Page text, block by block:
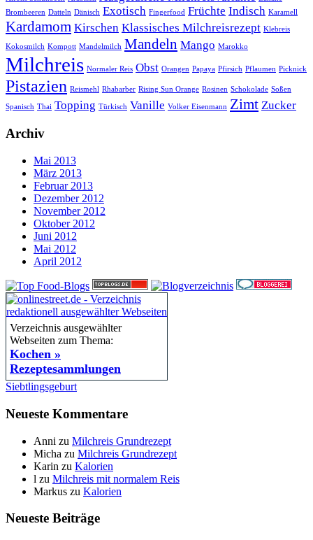
Brombeeren Datteln Dänisch Exotisch Fingerfood Früchte Indisch Karamell
Kardamom Kirschen Klassisches Milchreisrezept Klebreis
Kokosmilch Kompott Mandelmilch Mandeln Mango Marokko
Milchreis Normaler Reis Obst Orangen Papaya Pfirsich Pflaumen Picknick
Pistazien Reismehl Rhabarber Rising Sun Orange Rosinen Schokolade Soßen
Spanisch Thai Topping Türkisch Vanille Volker Eisenmann Zimt Zucker
Archiv
Mai 2013
März 2013
Februar 2013
Dezember 2012
November 2012
Oktober 2012
Juni 2012
Mai 2012
April 2012
Verzeichnis ausgewählter
Webseiten zum Thema:
Kochen »
Rezeptesammlungen
Siebtlingsgeburt
Neueste Kommentare
Anni zu Milchreis Grundrezept
Micha zu Milchreis Grundrezept
Karin zu Kalorien
l zu Milchreis mit normalem Reis
Markus zu Kalorien
Neueste Beiträge